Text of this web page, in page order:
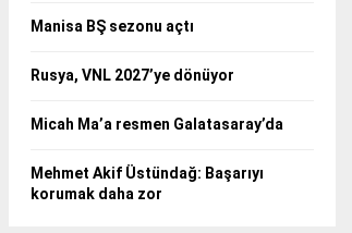
Manisa BŞ sezonu açtı
Rusya, VNL 2027’ye dönüyor
Micah Ma’a resmen Galatasaray’da
Mehmet Akif Üstündağ: Başarıyı
korumak daha zor